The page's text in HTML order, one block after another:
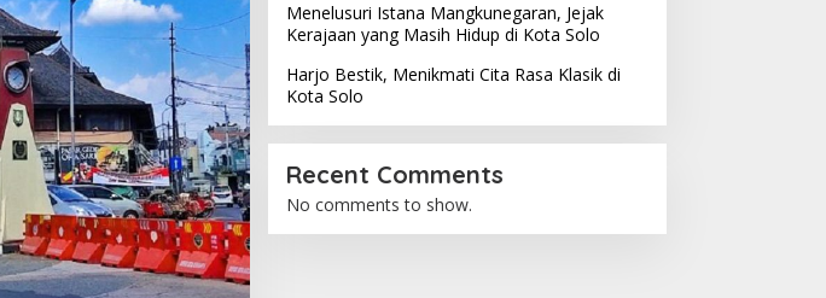
Menelusuri Istana Mangkunegaran, Jejak
Kerajaan yang Masih Hidup di Kota Solo
Harjo Bestik, Menikmati Cita Rasa Klasik di
Kota Solo
Recent Comments
No comments to show.